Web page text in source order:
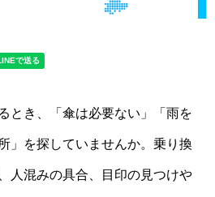
とき、「傘は必要ない」「雨を
」を探していませんか。乗り換
人混みの具合、目印の見つけや